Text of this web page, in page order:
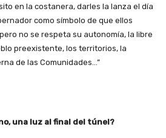
en la costanera, darles la lanza el día
como símbolo de que ellos
no se respeta su autonomía, la libre
preexistente, los territorios, la
de las Comunidades…”
una luz al final del túnel?